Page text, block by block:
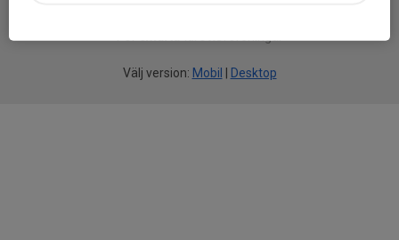
Försmartaidrottsföreningar
Välj version: Mobil Desktop